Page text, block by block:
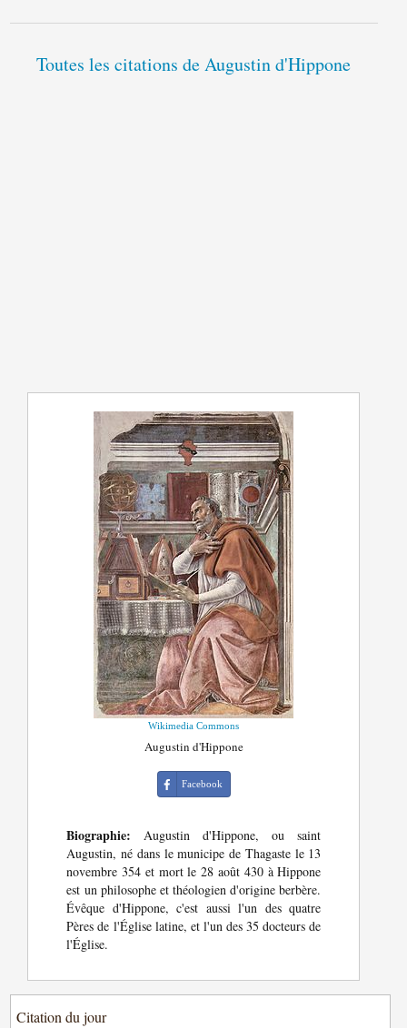
Toutes les citations de Augustin d'Hippone
Wikimedia Commons
Augustin d'Hippone
Facebook
Biographie: Augustin d'Hippone, ou saint
Augustin, né dans le municipe de Thagaste le 13
novembre 354 et mort le 28 août 430 à Hippone
est un philosophe et théologien d'origine berbère.
Évêque d'Hippone, c'est aussi l'un des quatre
Pères de l'Église latine, et l'un des 35 docteurs de
l'Église.
Citation du jour